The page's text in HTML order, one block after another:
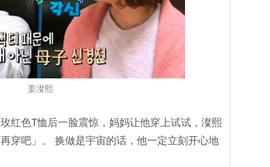
姜澯熙
红色T恤后一脸震惊，妈妈让他穿上试试，澯熙
穿吧」。 换做是宇宙的话，他一定立刻开心地